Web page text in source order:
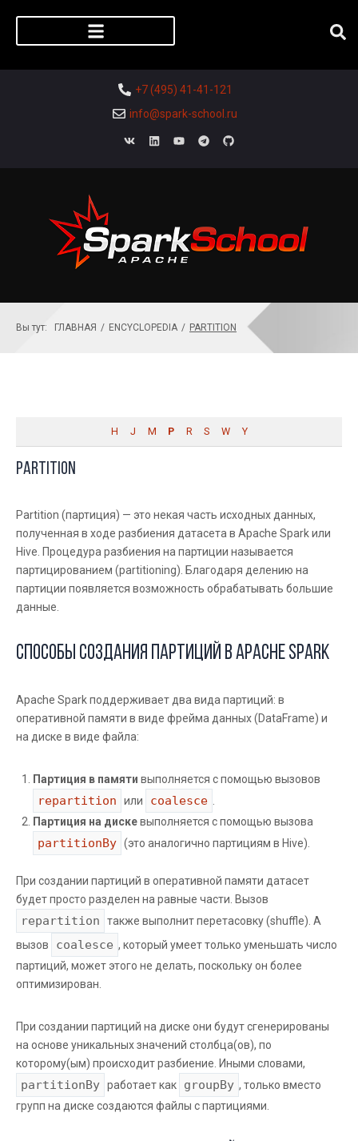
+7 (495) 41-41-121
info@spark-school.ru
Вы тут: ГЛАВНАЯ / ENCYCLOPEDIA / PARTITION
H J M P R S W Y
Partition
Partition (партиция) — это некая часть исходных данных,
полученная в ходе разбиения датасета в Apache Spark или
Hive. Процедура разбиения на партиции называется
партицированием (partitioning). Благодаря делению на
партиции появляется возможность обрабатывать большие
данные.
Способы создания партиций в Apache Spark
Apache Spark поддерживает два вида партиций: в
оперативной памяти в виде фрейма данных (DataFrame) и
на диске в виде файла:
Партиция в памяти выполняется с помощью вызовов
repartition или coalesce
Партиция на дискевыполняется с помощью вызова
partitionBy (это аналогично партициям в Hive).
При создании партиций в оперативной памяти датасет
будет просто разделен на равные части. Вызов
repartition
также выполнит перетасовку (shuffle). А
вызов
coalesce , который умеет только уменьшать число
партиций, может этого не делать, поскольку он более
оптимизирован.
При создании партиций на диске они будут сгенерированы
на основе уникальных значений столбца(ов), по
которому(ым) происходит разбиение. Иными словами,
partitionBy работает как groupBy , только вместо
групп на диске создаются файлы с партициями.